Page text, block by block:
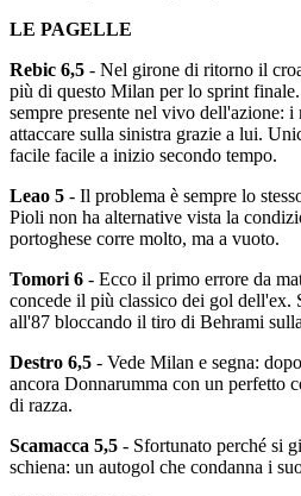
LE PAGELLE
Rebic 6,5 - Nel girone di ritorno il
più di questo Milan per lo sprint
sempre presente nel vivo dell'azione: i
attaccare sulla sinistra grazie a lui.
facile facile a inizio secondo tempo.
Leao 5 - Il problema è sempre lo
Pioli non ha alternative vista la
portoghese corre molto, ma a vuoto.
Tomori 6 - Ecco il primo errore da
concede il più classico dei gol dell'ex.
all'87 bloccando il tiro di Behrami
Destro 6,5 - Vede Milan e segna:
ancora Donnarumma con un perfetto
di razza.
Scamacca 5,5 - Sfortunato perché si
schiena: un autogol che condanna i